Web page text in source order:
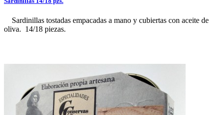
Sardinillas tostadas empacadas a mano y cubiertas con aceite de
oliva. 14/18 piezas.